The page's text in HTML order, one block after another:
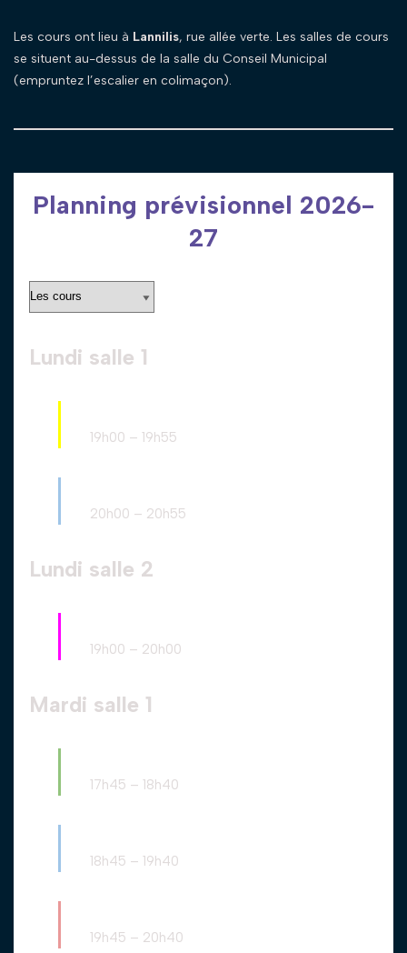
Les cours ont lieu à Lannilis, rue allée verte. Les salles de cours
se situent au-dessus de la salle du Conseil Municipal
(empruntez l’escalier en colimaçon).
Planning prévisionnel 2026-
27
Lundi salle 1
19h00 – 19h55
20h00 – 20h55
Lundi salle 2
19h00 – 20h00
Mardi salle 1
17h45 – 18h40
18h45 – 19h40
19h45 – 20h40